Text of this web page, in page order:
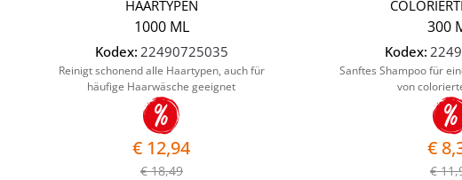
HAARTYPEN
1000 ML
Kodex: 22490725035
Reinigt schonend alle Haartypen, auch für
häufige Haarwäsche geeignet
€ 18,49
€ 12,94
300
Kodex:
Sanftes Shampoo für
von
€
€